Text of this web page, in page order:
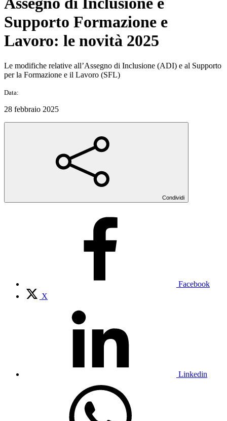
Supporto Formazione e
Lavoro: le novità 2025
Le modifiche relative all’Assegno di Inclusione (ADI) e al Supporto
per la Formazione e il Lavoro (SFL)
Data:
28 febbraio 2025
Condividi
Facebook
X
Linkedin